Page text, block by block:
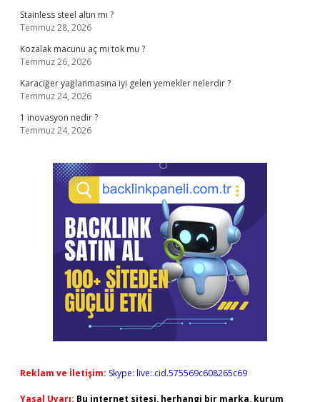
Stainless steel altın mı ?
Temmuz 28, 2026
Kozalak macunu aç mı tok mu ?
Temmuz 26, 2026
Karaciğer yağlanmasına iyi gelen yemekler nelerdir ?
Temmuz 24, 2026
1 inovasyon nedir ?
Temmuz 24, 2026
Reklam ve İletişim: Skype: live:.cid.575569c608265c69
Yasal Uyarı: Bu internet sitesi, herhangi bir marka, kurum